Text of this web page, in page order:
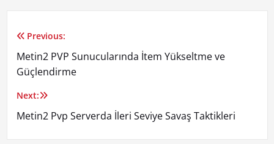
Yazı
gezinmesi
Previous:
Metin2 PVP Sunucularında İtem Yükseltme ve
Güçlendirme
Next:
Metin2 Pvp Serverda İleri Seviye Savaş Taktikleri